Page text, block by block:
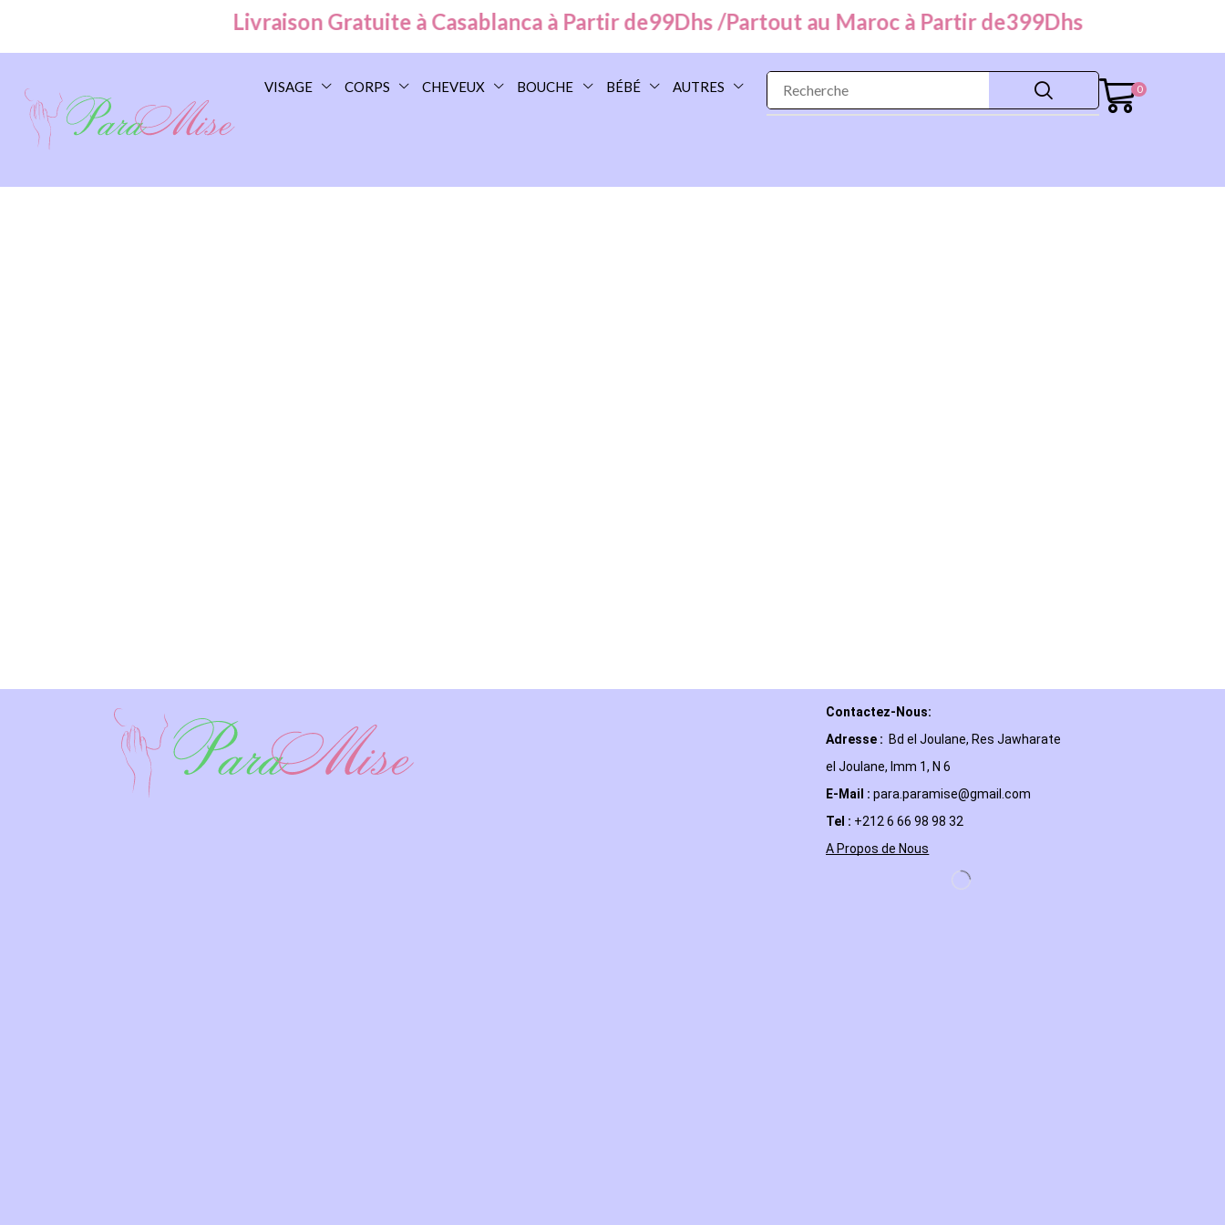
Livraison Gratuite à Casablanca à Partir de99Dhs /Partout au Maroc à Partir de399Dhs
VISAGE CORPS CHEVEUX BOUCHE BÉBÉ AUTRES 0
Contactez-Nous:
Adresse : Bd el Joulane, Res Jawharate
el Joulane, Imm 1, N 6
E-Mail : para.paramise@gmail.com
Tel : +212 6 66 98 98 32
A Propos de Nous